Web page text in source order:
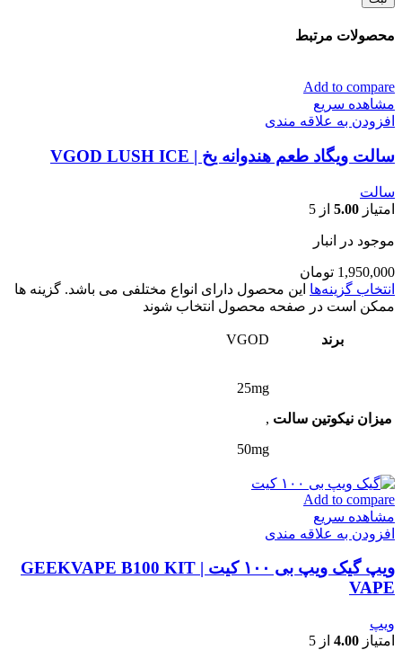
محصولات مرتبط
Add to compare
مشاهده سریع
افزودن به علاقه مندی
سالت ویگاد طعم هندوانه یخ | VGOD LUSH ICE
سالت
امتیاز 5.00 از 5
موجود در انبار
1,950,000 تومان
انتخاب گزینه‌ها این محصول دارای انواع مختلفی می باشد. گزینه ها
ممکن است در صفحه محصول انتخاب شوند
برند VGOD
میزان نیکوتین سالت
25mg
,
50mg
Add to compare
مشاهده سریع
افزودن به علاقه مندی
ویپ گیک ویپ بی ۱۰۰ کیت | GEEKVAPE B100 KIT
VAPE
ویپ
امتیاز 4.00 از 5